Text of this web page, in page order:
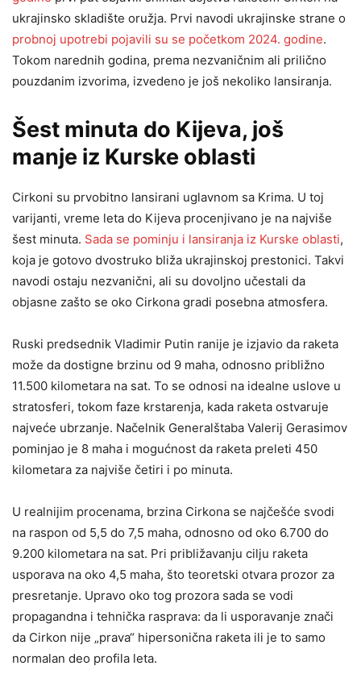
ukrajinsko skladište oružja. Prvi navodi ukrajinske strane o
probnoj upotrebi pojavili su se početkom 2024. godine.
Tokom narednih godina, prema nezvaničnim ali prilično
pouzdanim izvorima, izvedeno je još nekoliko lansiranja.
Šest minuta do Kijeva, još
manje iz Kurske oblasti
Cirkoni su prvobitno lansirani uglavnom sa Krima. U toj
varijanti, vreme leta do Kijeva procenjivano je na najviše
šest minuta. Sada se pominju i lansiranja iz Kurske oblasti,
koja je gotovo dvostruko bliža ukrajinskoj prestonici. Takvi
navodi ostaju nezvanični, ali su dovoljno učestali da
objasne zašto se oko Cirkona gradi posebna atmosfera.
Ruski predsednik Vladimir Putin ranije je izjavio da raketa
može da dostigne brzinu od 9 maha, odnosno približno
11.500 kilometara na sat. To se odnosi na idealne uslove u
stratosferi, tokom faze krstarenja, kada raketa ostvaruje
najveće ubrzanje. Načelnik Generalštaba Valerij Gerasimov
pominjao je 8 maha i mogućnost da raketa preleti 450
kilometara za najviše četiri i po minuta.
U realnijim procenama, brzina Cirkona se najčešće svodi
na raspon od 5,5 do 7,5 maha, odnosno od oko 6.700 do
9.200 kilometara na sat. Pri približavanju cilju raketa
usporava na oko 4,5 maha, što teoretski otvara prozor za
presretanje. Upravo oko tog prozora sada se vodi
propagandna i tehnička rasprava: da li usporavanje znači
da Cirkon nije „prava“ hipersonična raketa ili je to samo
normalan deo profila leta.